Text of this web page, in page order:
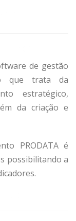
de gestão
que trata da
estratégico,
da criação e
PRODATA é
possibilitando a